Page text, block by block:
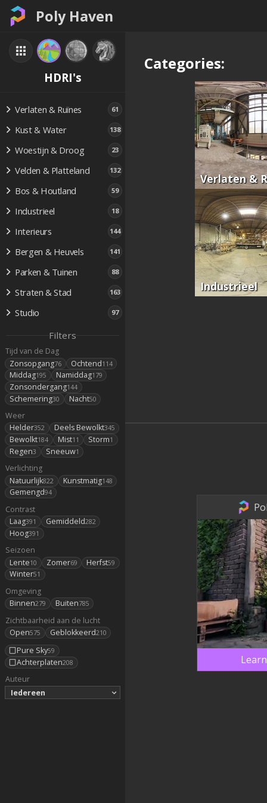
Poly Haven
HDRI's
Verlaten & Ruïnes 61
Kust & Water 138
Woestijn & Droog 23
Velden & Platteland 132
Bos & Houtland 59
Industrieel 18
Interieurs 144
Bergen & Heuvels 141
Parken & Tuinen 88
Straten & Stad 163
Studio 97
Filters
Tijd van de Dag
Zonsopgang76 Ochtend114
Middag195 Namiddag179
Zonsondergang144
Schemering30 Nacht50
Weer
Helder352 Deels Bewolkt345
Bewolkt184 Mist11 Storm1
Regen3 Sneeuw1
Verlichting
Natuurlijk822 Kunstmatig148
Gemengd94
Contrast
Laag391 Gemiddeld282
Hoog391
Seizoen
Lente10 Zomer69 Herfst59
Winter51
Omgeving
Binnen279 Buiten785
Zichtbaarheid aan de lucht
Open575 Geblokkeerd210
Pure Sky59
Achterplaten208
Auteur
Iedereen
Categories:
Verlaten &
Industrieel